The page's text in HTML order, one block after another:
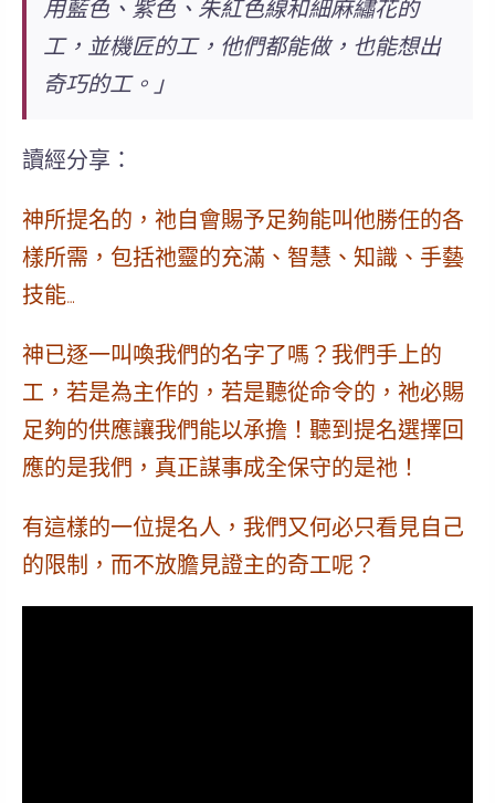
用藍色、紫色、朱紅色線和細麻繡花的
工，並機匠的工，他們都能做，也能想出
奇巧的工。」
讀經分享：
神所提名的，祂自會賜予足夠能叫他勝任的各
樣所需 ，包括祂靈的充滿、智慧、知識、手藝
技能…
神已逐一叫喚我們的名字了嗎？我們手上的
工，若是為主作的，若是聽從命令的，祂必賜
足夠的供應讓我們能以承擔！聽到提名選擇回
應的是我們，真正謀事成全保守的是祂！
有這樣的一位提名人，我們又何必只看見自己
的限制，而不放膽見證主的奇工呢？